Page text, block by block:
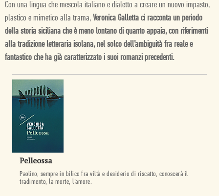
Con una lingua che mescola italiano e dialetto a creare un nuovo impasto,
plastico e mimetico alla trama, Veronica Galletta ci racconta un periodo
della storia siciliana che è meno lontano di quanto appaia, con riferimenti
alla tradizione letteraria isolana, nel solco dell’ambiguità fra reale e
fantastico che ha già caratterizzato i suoi romanzi precedenti.
Pelleossa
Paolino, sempre in bilico fra viltà e desiderio di riscatto, conoscerà il
tradimento, la morte, l’amore.